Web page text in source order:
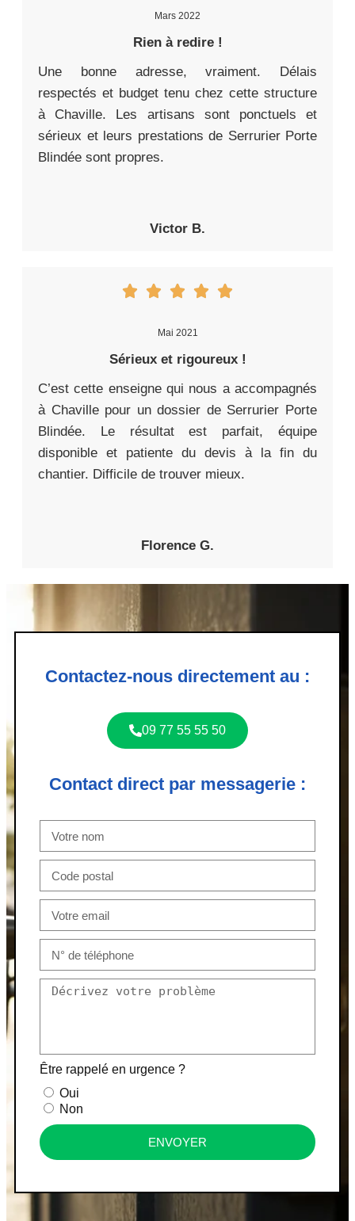
Mars 2022
Rien à redire !
Une bonne adresse, vraiment. Délais
respectés et budget tenu chez cette structure
à Chaville. Les artisans sont ponctuels et
sérieux et leurs prestations de Serrurier Porte
Blindée sont propres.
Victor B.
Mai 2021
Sérieux et rigoureux !
C’est cette enseigne qui nous a accompagnés
à Chaville pour un dossier de Serrurier Porte
Blindée. Le résultat est parfait, équipe
disponible et patiente du devis à la fin du
chantier. Difficile de trouver mieux.
Florence G.
Contactez-nous directement au :
09 77 55 55 50
Contact direct par messagerie :
Être rappelé en urgence ?
Oui
Non
ENVOYER